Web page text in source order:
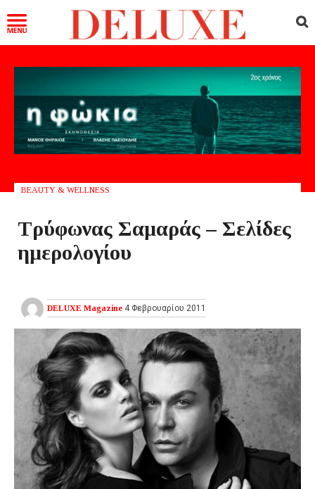
BEAUTY & WELLNESS
Τρύφωνας Σαμαράς – Σελίδες
ημερολογίου
DELUXE Magazine 4 Φεβρουαρίου 2011